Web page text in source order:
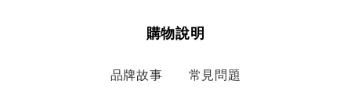
購物說明
品牌故事 常見問題